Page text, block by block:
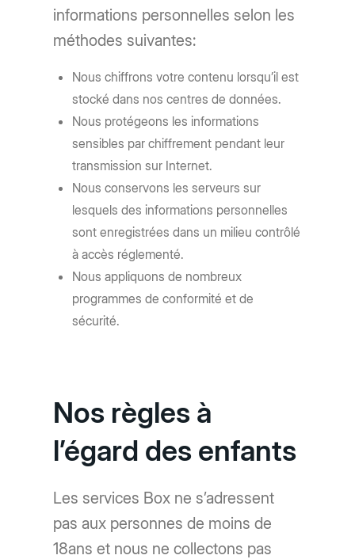
informations personnelles selon les
méthodes suivantes:
Nous chiffrons votre contenu lorsqu’il est
stocké dans nos centres de données.
Nous protégeons les informations
sensibles par chiffrement pendant leur
transmission sur Internet.
Nous conservons les serveurs sur
lesquels des informations personnelles
sont enregistrées dans un milieu contrôlé
à accès réglementé.
Nous appliquons de nombreux
programmes de conformité et de
sécurité.
Nos règles à
l’égard des enfants
Les services Box ne s’adressent
pas aux personnes de moins de
18ans et nous ne collectons pas